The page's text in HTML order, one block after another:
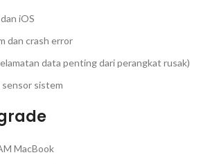
iOS
dan crash error
data penting dari perangkat rusak)
sensor sistem
MacBook